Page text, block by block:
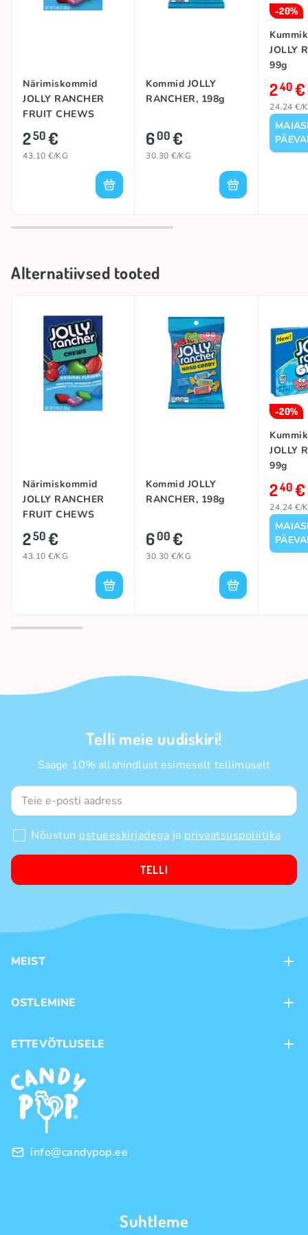
Närimiskommid
JOLLY RANCHER
FRUIT CHEWS
(ORIGINAL), 58g
250€
43.10 €/KG
Kommid JOLLY
RANCHER, 198g
600€
30.30 €/KG
-20%
JOLLY
99g
240€
24.24 €/
Alternatiivsed tooted
Närimiskommid
JOLLY RANCHER
FRUIT CHEWS
(ORIGINAL), 58g
250€
43.10 €/KG
Kommid JOLLY
RANCHER, 198g
600€
30.30 €/KG
-20%
JOLLY
99g
240€
24.24 €/
Telli meie uudiskiri!
Saage 10% allahindlust esimeselt tellimuselt
Nõustun ostueeskirjadega ja privaatsuspoliitika
TELLI
MEIST
Kauplused
OSTLEMINE
Ostutingimused
Privaatsuspoliitika
ETTEVÕTLUSELE
Frantsiis
Hulgimüük
info@candypop.ee
Suhtleme